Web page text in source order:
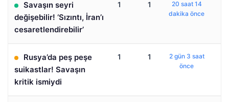
Savaşın seyri
değişebilir! ‘Sızıntı, İran’ı
cesaretlendirebilir’
1 1
20 saat 14
dakika önce
Rusya’da peş peşe
suikastlar! Savaşın
kritik ismiydi
1 1
2 gün 3 saat
önce